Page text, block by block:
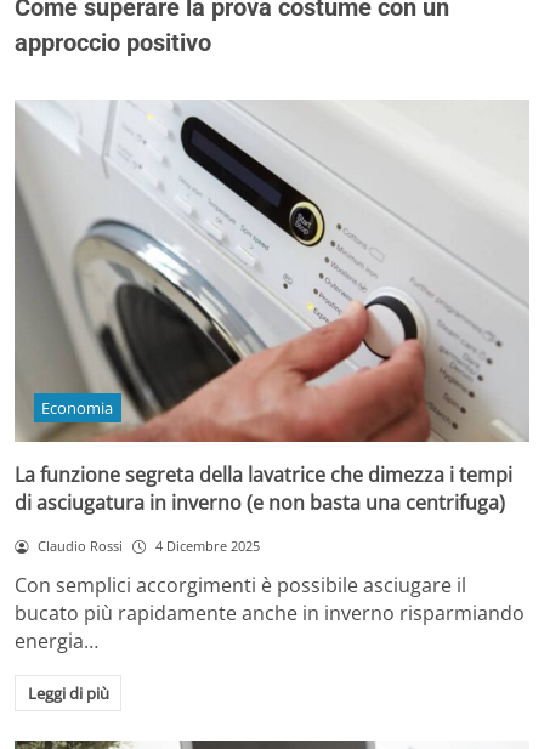
Come superare la prova costume con un
approccio positivo
Economia
La funzione segreta della lavatrice che dimezza i tempi
di asciugatura in inverno (e non basta una centrifuga)
Claudio Rossi 4 Dicembre 2025
Con semplici accorgimenti è possibile asciugare il
bucato più rapidamente anche in inverno risparmiando
energia…
Leggi di più